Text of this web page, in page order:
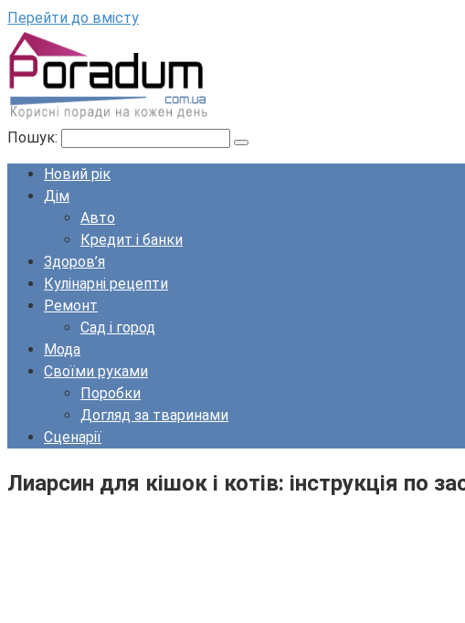
Перейти до вмісту
Пошук:
Новий рік
Дім
Авто
Кредит і банки
Здоров’я
Кулінарні рецепти
Ремонт
Сад і город
Мода
Своїми руками
Поробки
Догляд за тваринами
Сценарії
Лиарсин для кішок і котів: інструкція по